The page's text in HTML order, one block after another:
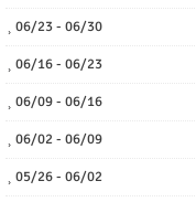
06/23 - 06/30
06/16 - 06/23
06/09 - 06/16
06/02 - 06/09
05/26 - 06/02